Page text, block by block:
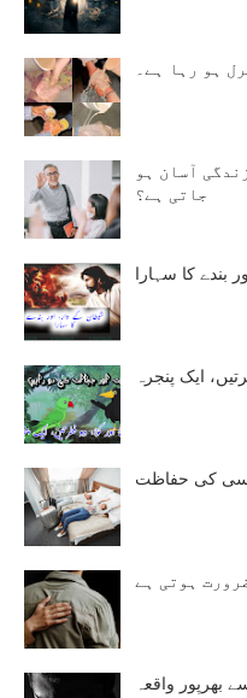
ہو رہا ہے۔
آسان ہو
جاتی ہے؟
بندے کا سہارا
ایک پنجرہ
کی حفاظت
ہوتی ہے
بھرپور واقعہ